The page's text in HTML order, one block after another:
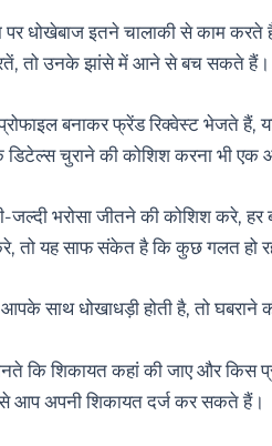
पर धोखेबाज इतने चालाकी से काम
तो उनके झांसे में आने से बच सकते हैं।
बनाकर फ्रेंड रिक्वेस्ट भेजते हैं,
चुराने की कोशिश करना भी एक
भरोसा जीतने की कोशिश करे, हर
तो यह साफ संकेत है कि कुछ गलत हो
आपके साथ धोखाधड़ी होती है, तो
कि शिकायत कहां की जाए और किस
आप अपनी शिकायत दर्ज कर सकते हैं।